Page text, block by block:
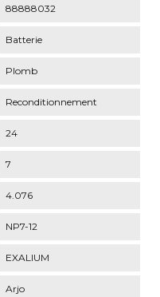
88888032
Batterie
Plomb
Reconditionnement
24
7
4.076
NP7-12
EXALIUM
Arjo